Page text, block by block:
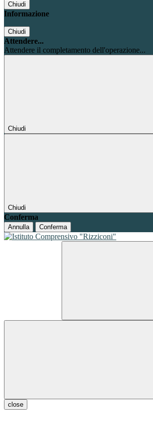
Chiudi
Informazione
Chiudi
Attendere...
Attendere il completamento dell'operazione...
Chiudi
Chiudi
Conferma
Annulla Conferma
close